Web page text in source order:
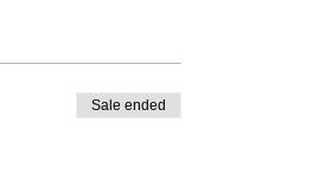
Sale ended